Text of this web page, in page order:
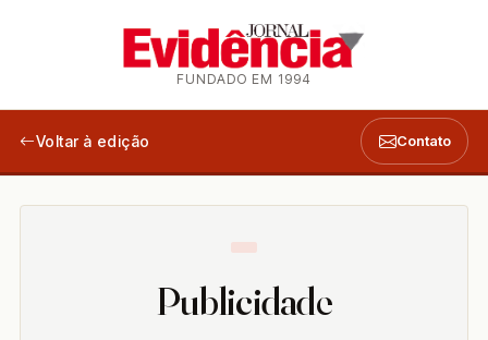
FUNDADO EM 1994
Voltar à edição Contato
Publicidade